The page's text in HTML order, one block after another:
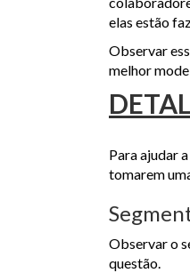
elas estão
Observar
melhor
Para ajudar
tomarem
Observar o
questão.